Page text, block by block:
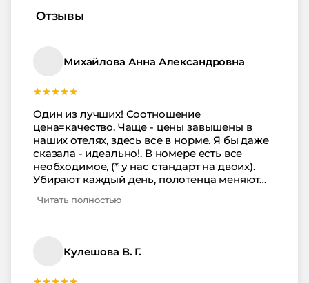
Отзывы
Михайлова Анна Александровна
Один из лучших! Соотношение
цена=качество. Чаще - цены завышены в
наших отелях, здесь все в норме. Я бы даже
сказала - идеально!. В номере есть все
необходимое, (* у нас стандарт на двоих).
Убирают каждый день, полотенца меняют
бассейн - боялись шума, но ничего
насколько это возможно на южном
побережье. Территория вся в плитке, но есть
Читать полностью
Кулешова В. Г.